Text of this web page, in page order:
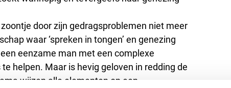
door zijn gedragsproblemen niet meer
waar ‘spreken in tongen’ en genezing
eenzame man met een complexe
helpen. Maar is hevig geloven in redding de
wijzen alle elementen op een